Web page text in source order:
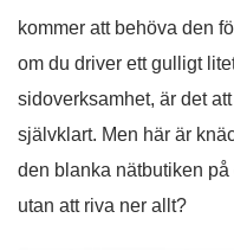
kommer att behöva den
om du driver ett gulligt
sidoverksamhet, är det
självklart. Men här är
den blanka nätbutiken
utan att riva ner allt?